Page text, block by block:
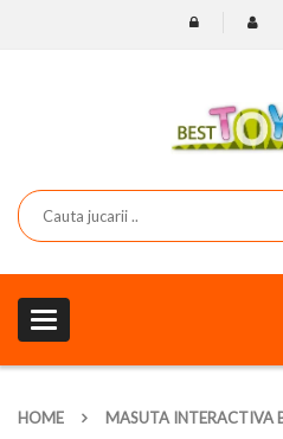
Toggle
navigation
HOME MASUTA INTERACTIVA